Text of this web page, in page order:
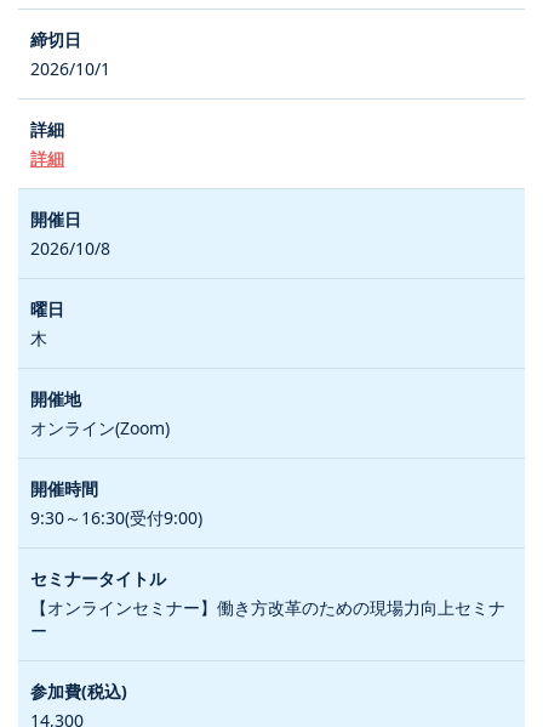
2026/10/1
詳細
2026/10/8
木
オンライン(Zoom)
9:30～16:30(受付9:00)
【オンラインセミナー】働き方改革のための現場力向上セミナ
ー
14,300